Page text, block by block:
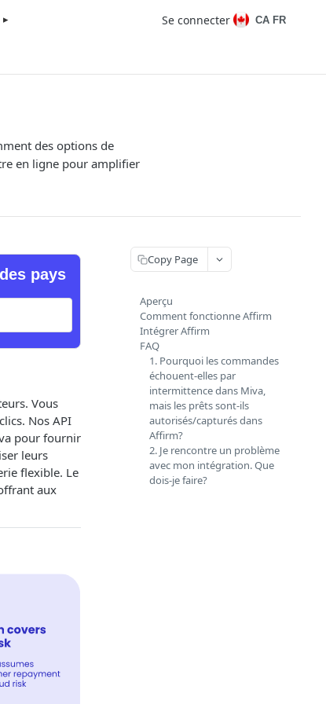
Se connecter CA FR
des options de
en ligne pour amplifier
pays
Vous
Nos API
pour fournir
leurs
flexible. Le
aux
Copy Page
Aperçu
Comment fonctionne Affirm
Intégrer Affirm
FAQ
1. Pourquoi les commandes
échouent-elles par
intermittence dans Miva,
mais les prêts sont-ils
autorisés/capturés dans
Affirm?
2. Je rencontre un problème
avec mon intégration. Que
dois-je faire?